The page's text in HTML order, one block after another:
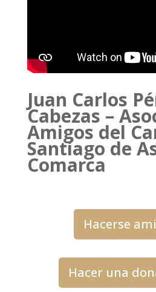
Juan Carlos
Cabezas –
Amigos del
Santiago de
Comarca
Hacerse
Hacer una